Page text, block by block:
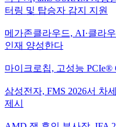
터링 및 탑승자 감지 지원
메가존클라우드, AI·클라
인재 양성한다
마이크로칩, 고성능 PCIe®
삼성전자, FMS 2026서 차
제시